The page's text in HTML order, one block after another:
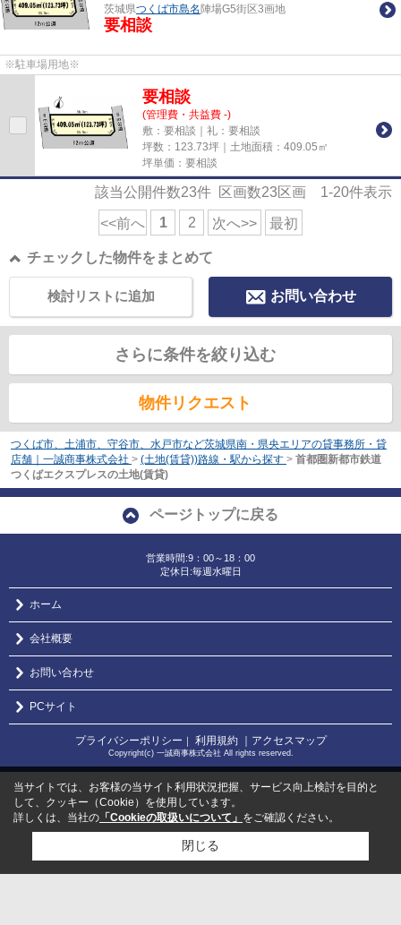
茨城県つくば市島名 陣場G5街区3画地
要相談
※駐車場用地※
要相談
(管理費・共益費 -)
敷：要相談｜礼：要相談
坪数：123.73坪｜土地面積：409.05㎡
坪単価：要相談
該当公開件数23件 区画数23区画 1-20件表示
<<前へ 1 2 次へ>> 最初
チェックした物件をまとめて
お問い合わせ
検討リストに追加
さらに条件を絞り込む
物件リクエスト
つくば市、土浦市、守谷市、水戸市など茨城県南・県央エリアの貸事務所・貸
店舗｜一誠商事株式会社 > (土地(賃貸))路線・駅から探す > 首都圏新都市鉄道
つくばエクスプレスの土地(賃貸)
ページトップに戻る
営業時間:9：00～18：00
定休日:毎週水曜日
ホーム
会社概要
お問い合わせ
PCサイト
プライバシーポリシー ｜ 利用規約 ｜アクセスマップ
Copyright(c) 一誠商事株式会社 All rights reserved.
当サイトでは、お客様の当サイト利用状況把握、サービス向上検討を目的と
して、クッキー（Cookie）を使用しています。
詳しくは、当社の 「Cookieの取扱いについて」 をご確認ください。
閉じる